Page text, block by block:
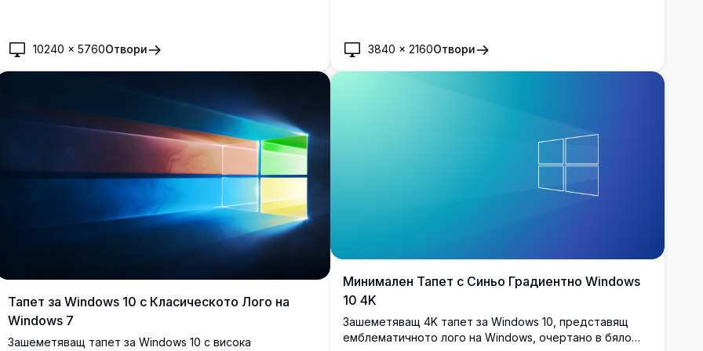
10240 ×5760Отвори 3840 × 2160Отвори
Тапет за Windows 10 с Класическото Лого на
Windows 7
Зашеметяващ тапет за Windows 10 с висока
Минимален Тапет с Синьо Градиентно Windows
10 4K
Зашеметяващ 4K тапет за Windows 10, представящ
емблематичното лого на Windows, очертано в бяло